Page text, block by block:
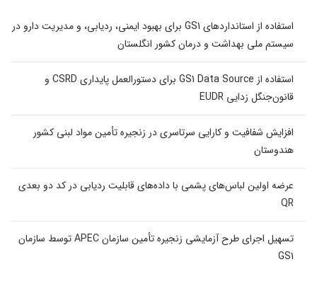
استفاده از استانداردهای GS1 برای بهبود ایمنی، ردیابی، و مدیریت دارو در
سیستم ملی بهداشت و درمان کشور انگلستان
استفاده از GS1 Data Source برای دستورالعمل پایداری CSRD و
قانون‌جنگل زدایی EUDR
افزایش شفافیت و کارایی سرتاسری در زنجیره تأمین مواد لبنی کشور
هندوستان
عرضه اولین لباس‌های پشمی با داده‌های قابلیت ردیابی در کد دو بعدی
QR
تسهیل اجرای طرح آزمایشی زنجیره تأمین سازمان APEC توسط سازمان
GS1